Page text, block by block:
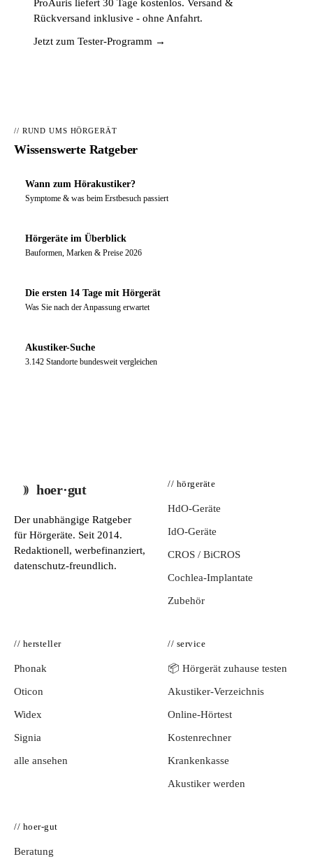
ProAuris liefert 30 Tage kostenlos. Versand &
Rückversand inklusive - ohne Anfahrt.
Jetzt zum Tester-Programm →
// RUND UMS HÖRGERÄT
Wissenswerte Ratgeber
Wann zum Hörakustiker?
Symptome & was beim Erstbesuch passiert
Hörgeräte im Überblick
Bauformen, Marken & Preise 2026
Die ersten 14 Tage mit Hörgerät
Was Sie nach der Anpassung erwartet
Akustiker-Suche
3.142 Standorte bundesweit vergleichen
hoer·gut
Der unabhängige Ratgeber
für Hörgeräte. Seit 2014.
Redaktionell, werbefinanziert,
datenschutz-freundlich.
// hörgeräte
HdO-Geräte
IdO-Geräte
CROS / BiCROS
Cochlea-Implantate
Zubehör
// hersteller
Phonak
Oticon
Widex
Signia
alle ansehen
// service
📦 Hörgerät zuhause testen
Akustiker-Verzeichnis
Online-Hörtest
Kostenrechner
Krankenkasse
Akustiker werden
// hoer-gut
Beratung